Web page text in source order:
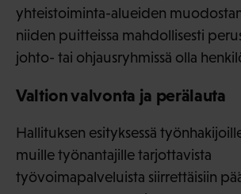
yhteistoiminta-alueiden
niiden puitteissa mahdollisesti
johto- tai ohjausryhmissä olla
Valtion valvonta ja perälauta
Hallituksen esityksessä
muille työnantajille tarjottavista
työvoimapalveluista siirrettäisiin